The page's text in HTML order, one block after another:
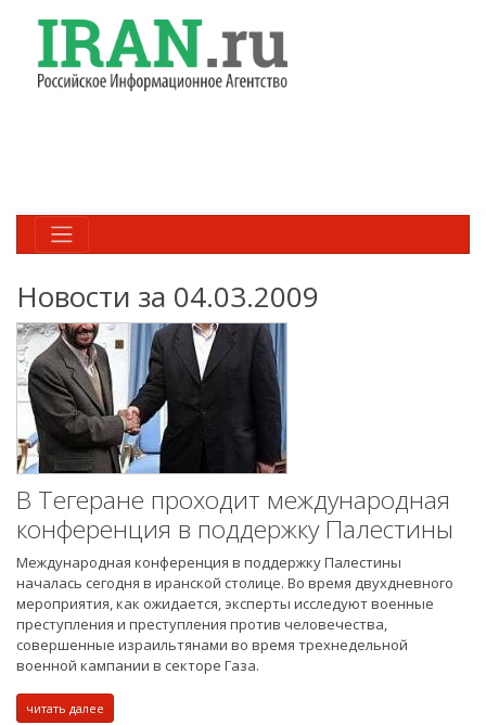
Новости за 04.03.2009
В Тегеране проходит международная
конференция в поддержку Палестины
Международная конференция в поддержку Палестины
началась сегодня в иранской столице. Во время двухдневного
мероприятия, как ожидается, эксперты исследуют военные
преступления и преступления против человечества,
совершенные израильтянами во время трехнедельной
военной кампании в секторе Газа.
читать далее